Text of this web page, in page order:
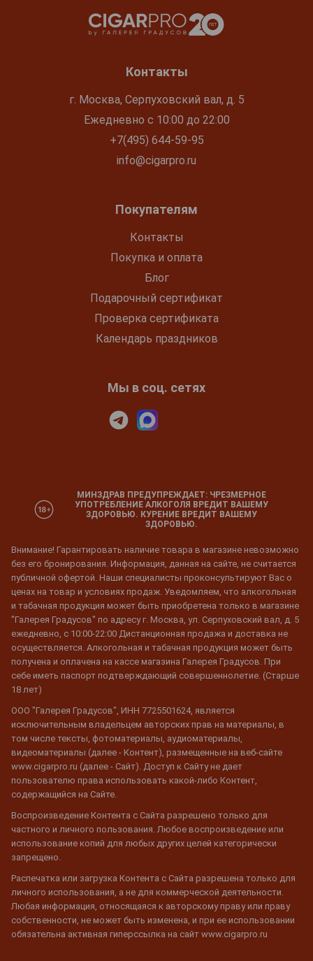
Контакты
г. Москва, Серпуховский вал, д. 5
Ежедневно с 10:00 до 22:00
+7(495) 644-59-95
info@cigarpro.ru
Покупателям
Контакты
Покупка и оплата
Блог
Подарочный сертификат
Проверка сертификата
Календарь праздников
Мы в соц. сетях
МИНЗДРАВ ПРЕДУПРЕЖДАЕТ: ЧРЕЗМЕРНОЕ
УПОТРЕБЛЕНИЕ АЛКОГОЛЯ ВРЕДИТ ВАШЕМУ
ЗДОРОВЬЮ. КУРЕНИЕ ВРЕДИТ ВАШЕМУ
ЗДОРОВЬЮ.
Внимание! Гарантировать наличие товара в магазине невозможно
без его бронирования. Информация, данная на сайте, не считается
публичной офертой. Наши специалисты проконсультируют Вас о
ценах на товар и условиях продаж. Уведомляем, что алкогольная
и табачная продукция может быть приобретена только в магазине
"Галерея Градусов" по адресу г. Москва, ул. Серпуховский вал, д. 5
ежедневно, с 10:00-22:00 Дистанционная продажа и доставка не
осуществляется. Алкогольная и табачная продукция может быть
получена и оплачена на кассе магазина Галерея Градусов. При
себе иметь паспорт подтверждающий совершеннолетие. (Старше
18 лет)
ООО "Галерея Градусов", ИНН 7725501624, является
исключительным владельцем авторских прав на материалы, в
том числе тексты, фотоматериалы, аудиоматериалы,
видеоматериалы (далее - Контент), размещенные на веб-сайте
www.cigarpro.ru (далее - Сайт). Доступ к Сайту не дает
пользователю права использовать какой-либо Контент,
содержащийся на Сайте.
Воспроизведение Контента с Сайта разрешено только для
частного и личного пользования. Любое воспроизведение или
использование копий для любых других целей категорически
запрещено.
Распечатка или загрузка Контента с Сайта разрешена только для
личного использования, а не для коммерческой деятельности.
Любая информация, относящаяся к авторскому праву или праву
собственности, не может быть изменена, и при ее использовании
обязательна активная гиперссылка на сайт www.cigarpro.ru